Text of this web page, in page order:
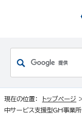
現在の位置： トップページ
中サービス支援型GH事業